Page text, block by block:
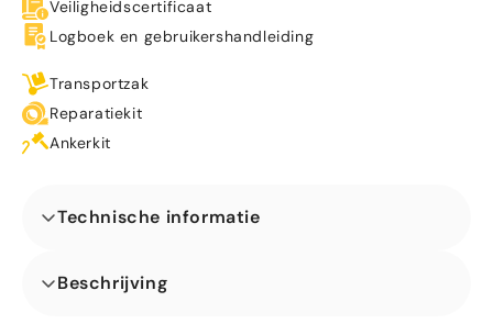
Veiligheidscertificaat
Logboek en gebruikershandleiding
Transportzak
Reparatiekit
Ankerkit
Technische informatie
Beschrijving